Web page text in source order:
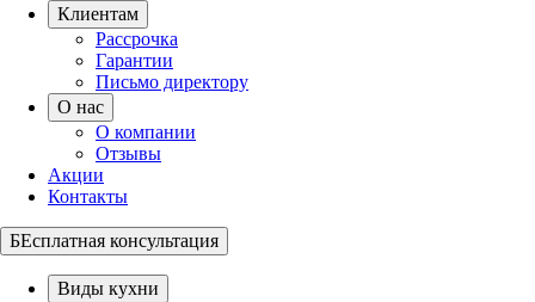
Клиентам
Рассрочка
Гарантии
Письмо директору
О нас
О компании
Отзывы
Акции
Контакты
БЕсплатная консультация
Виды кухни